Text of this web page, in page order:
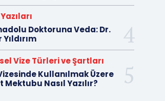
Doktoruna Veda: Dr.
Vize Türleri ve Şartları
Kullanılmak Üzere
Mektubu Nasıl Yazılır?